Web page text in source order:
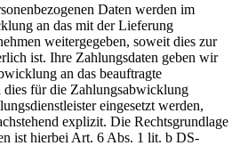
Daten werden im
an das mit der Lieferung
weitergegeben, soweit dies zur
ist. Ihre Zahlungsdaten geben wir
an das beauftragte
für die Zahlungsabwicklung
eingesetzt werden,
explizit. Die Rechtsgrundlage
ist hierbei Art. 6 Abs. 1 lit. b DS-